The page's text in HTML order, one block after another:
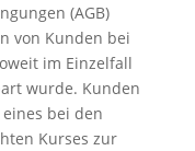
(AGB)
von Kunden bei
im Einzelfall
wurde. Kunden
bei den
Kurses zur